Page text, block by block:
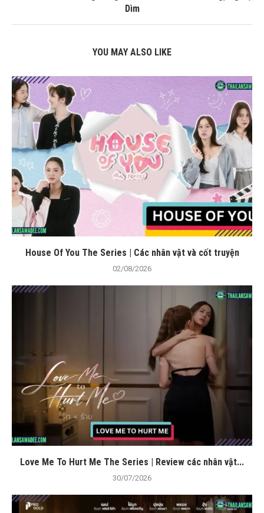
Dìm
YOU MAY ALSO LIKE
House Of You The Series | Các nhân vật và cốt truyện
02/08/2026
Love Me To Hurt Me The Series | Review các nhân vật...
30/07/2026